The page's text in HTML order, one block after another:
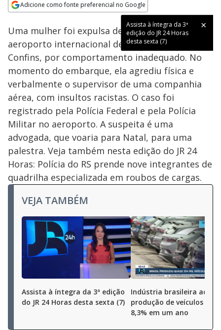
Adicione como fonte preferencial no Google
Assista à íntegra da 3ª
edição do JR 24 Horas
desta sexta (7)
Ativar
Uma mulher foi expulsa de um avião, no
aeroporto internacional de Belo Horizonte, em
Confins, por comportamento inadequado. No
momento do embarque, ela agrediu física e
verbalmente o supervisor de uma companhia
aérea, com insultos racistas. O caso foi
registrado pela Polícia Federal e pela Polícia
Militar no aeroporto. A suspeita é uma
advogada, que voaria para Natal, para uma
palestra. Veja também nesta edição do JR 24
Horas: Polícia do RS prende nove integrantes de
quadrilha especializada em roubos de cargas.
VEJA TAMBÉM
Assista à íntegra da 3ª edição
do JR 24 Horas desta sexta (7)
Indústria brasileira
produção de veículos
8,3% em um ano